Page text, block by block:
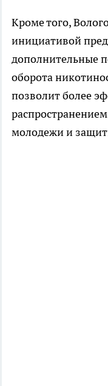
Кроме того,
инициативой
дополнительные
оборота
позволит более
молодежи и